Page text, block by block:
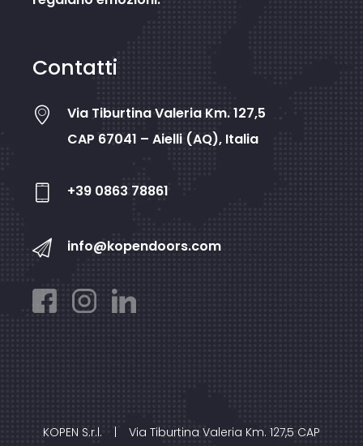
Contatti
Via Tiburtina Valeria Km. 127,5
CAP 67041 – Aielli (AQ), Italia
+39 0863 78861
info@kopendoors.com
KOPEN S.r.l. | Via Tiburtina Valeria Km. 127,5 CAP